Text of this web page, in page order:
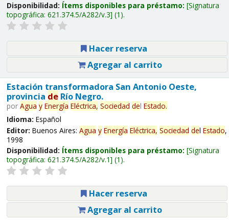
Disponibilidad: Ítems disponibles para préstamo: Signatura
topográfica: 621.374.5/A282/v.3 (1).
Hacer reserva
Agregar al carrito
Estación transformadora San Antonio Oeste,
provincia deRío Negro.
por Agua y Energía Eléctrica, Sociedad del Estado.
Idioma: Español
Editor: Buenos Aires: Agua y Energía Eléctrica, Sociedad del Estado,
1998
Disponibilidad: Ítems disponibles para préstamo: Signatura
topográfica: 621.374.5/A282/v.1 (1).
Hacer reserva
Agregar al carrito